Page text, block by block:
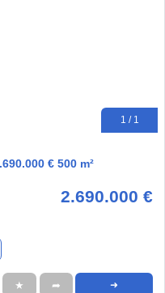
1 / 1
€ 500 m²
2.690.000 €
★ ➦ ➜